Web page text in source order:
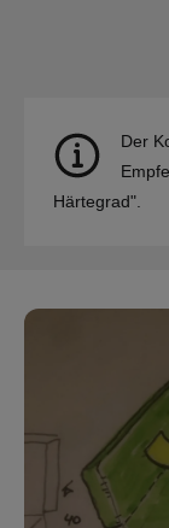
Der
Härtegrad".